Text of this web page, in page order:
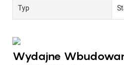
Typ
Wydajne